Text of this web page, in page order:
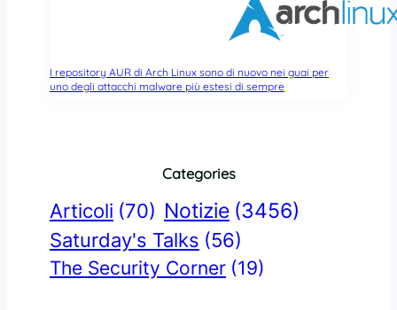
I repository AUR di Arch Linux sono di nuovo nei guai per
uno degli attacchi malware più estesi di sempre
Categories
Articoli (70) Notizie (3456)
Saturday's Talks (56)
The Security Corner (19)